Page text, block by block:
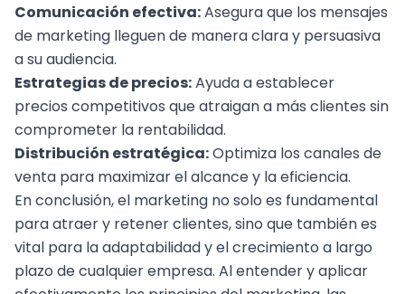
Comunicación efectiva:Asegura que los mensajes
de marketing lleguen de manera clara y persuasiva
a su audiencia.
Estrategias de precios:Ayuda a establecer
precios competitivos que atraigan a más clientes sin
comprometer la rentabilidad.
Distribución estratégica:Optimiza los canales de
venta para maximizar el alcance y la eficiencia.
En conclusión, el marketing no solo es fundamental
para atraer y retener clientes, sino que también es
vital para la adaptabilidad y el crecimiento a largo
plazo de cualquier empresa. Al entender y aplicar